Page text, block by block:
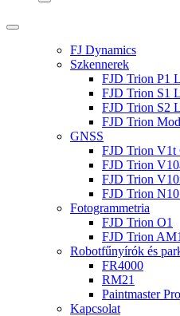
FJ Dynamics
Szkennerek
FJD Trion P1
FJD Trion S1
FJD Trion S2
FJD Trion
GNSS
FJD Trion V1t
FJD Trion
FJD Trion
FJD Trion
Fotogrammetria
FJD Trion O1
FJD Trion
Robotfűnyírók és
FR4000
RM21
Paintmaster Pro
Kapcsolat